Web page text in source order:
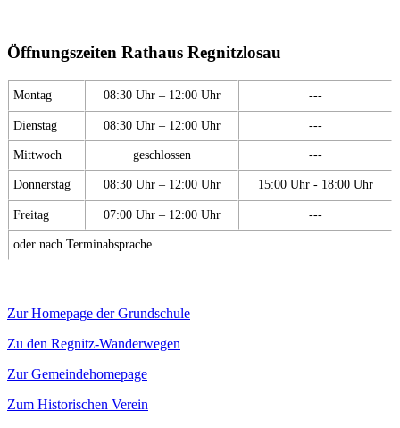
Öffnungszeiten Rathaus Regnitzlosau
Montag 08:30 Uhr – 12:00 Uhr ---
Dienstag 08:30 Uhr – 12:00 Uhr ---
Mittwoch geschlossen ---
Donnerstag 08:30 Uhr – 12:00 Uhr 15:00 Uhr - 18:00 Uhr
Freitag 07:00 Uhr – 12:00 Uhr ---
oder nach Terminabsprache
Zur Homepage der Grundschule
Zu den Regnitz-Wanderwegen
Zur Gemeindehomepage
Zum Historischen Verein